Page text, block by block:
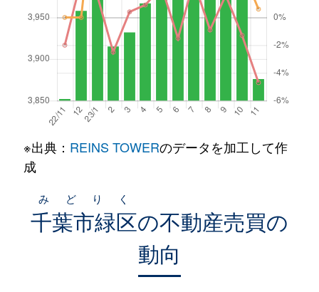
※出典： REINS TOWERのデータを加工して作
成
千葉市緑区
みどりく
の不動産売買の
動向